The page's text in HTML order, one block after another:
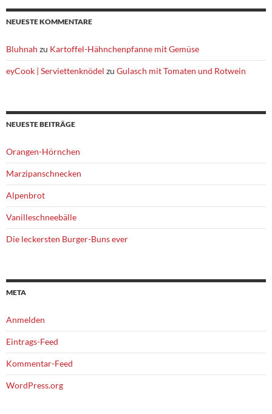
NEUESTE KOMMENTARE
Bluhnah zu Kartoffel-Hähnchenpfanne mit Gemüse
eyCook | Serviettenknödel zu Gulasch mit Tomaten und Rotwein
NEUESTE BEITRÄGE
Orangen-Hörnchen
Marzipanschnecken
Alpenbrot
Vanilleschneebälle
Die leckersten Burger-Buns ever
META
Anmelden
Eintrags-Feed
Kommentar-Feed
WordPress.org